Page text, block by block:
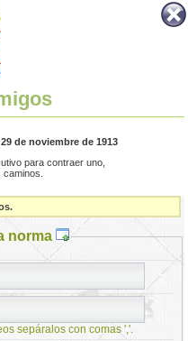
de noviembre de 1913
para contraer uno,
norma
sepáralos con comas ','.